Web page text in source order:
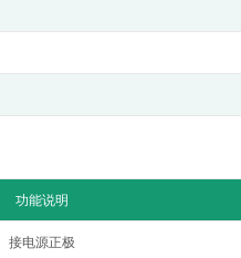
功能说明
接电源正极